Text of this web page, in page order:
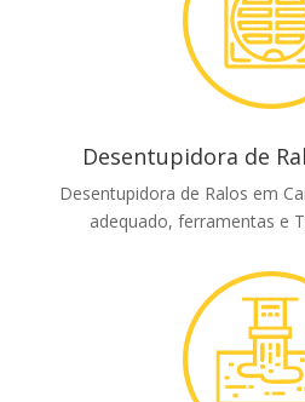
Desentupidora de
Desentupidora de Ralos em
adequado, ferramentas e